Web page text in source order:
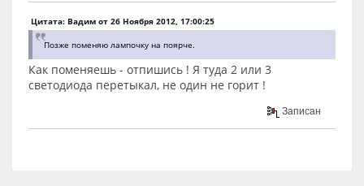
Цитата: Вадим от 26 Ноября 2012, 17:00:25
Позже поменяю лампочку на поярче.
Как поменяешь - отпишись ! Я туда 2 или 3
светодиода перетыкал, не один не горит !
Записан